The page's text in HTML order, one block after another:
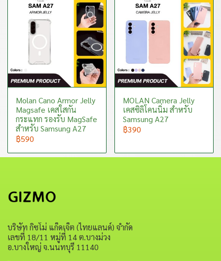
Molan Cano Armor Jelly
Magsafe เคสใสกัน
กระแทก รองรับ MagSafe
สำหรับ Samsung A27
฿590
MOLAN Camera Jelly
เคสซิลิโคนนิ่ม สำหรับ
Samsung A27
฿390
บริษัท กิซโม่ แก็ดเจ็ต (ไทยแลนด์) จำกัด
เลขที่ 18/11 หมู่ที่ 14 ต.บางม่วง
อ.บางใหญ่ จ.นนทบุรี 11140